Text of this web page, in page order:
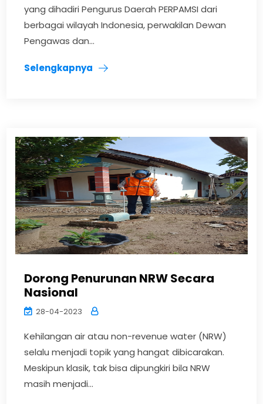
yang dihadiri Pengurus Daerah PERPAMSI dari
berbagai wilayah Indonesia, perwakilan Dewan
Pengawas dan...
Selengkapnya
Dorong Penurunan NRW Secara
Nasional
28-04-2023
Kehilangan air atau non-revenue water (NRW)
selalu menjadi topik yang hangat dibicarakan.
Meskipun klasik, tak bisa dipungkiri bila NRW
masih menjadi...